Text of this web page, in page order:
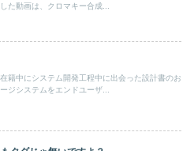
た動画は、クロマキー合成...
籍中にシステム開発工程中に出会った設計書のお
ジシステムをエンドユーザ...